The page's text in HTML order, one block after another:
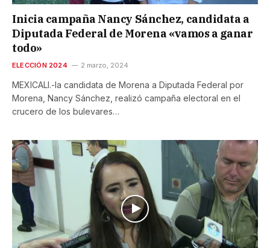
Inicia campaña Nancy Sánchez, candidata a
Diputada Federal de Morena «vamos a ganar
todo»
ELECCIÓN 2024 2 marzo, 2024
MEXICALI.-la candidata de Morena a Diputada Federal por
Morena, Nancy Sánchez, realizó campaña electoral en el
crucero de los bulevares…